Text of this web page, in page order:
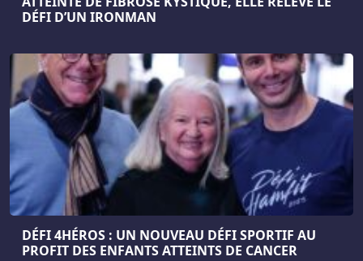
DÉFI D’UN IRONMAN
DÉFI 4HÉROS : UN NOUVEAU DÉFI SPORTIF AU
PROFIT DES ENFANTS ATTEINTS DE CANCER